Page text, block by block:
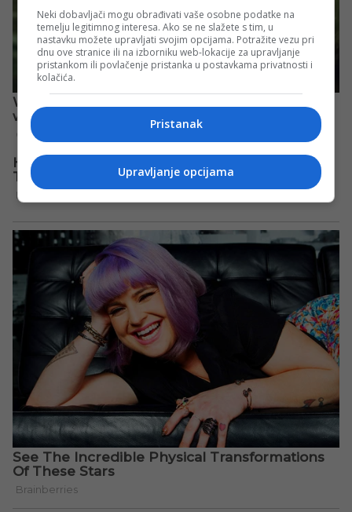
Neki dobavljači mogu obrađivati vaše osobne podatke na
temelju legitimnog interesa. Ako se ne slažete s tim, u
nastavku možete upravljati svojim opcijama. Potražite vezu pri
dnu ove stranice ili na izborniku web-lokacije za upravljanje
pristankom ili povlačenje pristanka u postavkama privatnosti i
kolačića.
Pristanak
Upravljanje opcijama